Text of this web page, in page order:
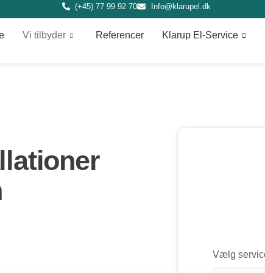
(+45) 77 99 92 70 Info@klarupel.dk
Vi tilbyder Referencer Klarup El-Service
Vælg